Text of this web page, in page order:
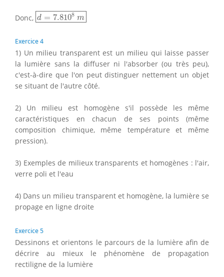
Donc, d = 7.8108 m
d=7.8108m
Exercice 4
1) Un milieu transparent est un milieu qui laisse passer
la lumière sans la diffuser ni l'absorber (ou très peu),
c'est-à-dire que l'on peut distinguer nettement un objet
se situant de l'autre côté.
2) Un milieu est homogène s'il possède les même
caractéristiques en chacun de ses points (même
composition chimique, même température et même
pression).
3) Exemples de milieux transparents et homogènes : l'air,
verre poli et l'eau
4) Dans un milieu transparent et homogène, la lumière se
propage en ligne droite
Exercice 5
Dessinons et orientons le parcours de la lumière afin de
décrire au mieux le phénomène de propagation
rectiligne de la lumière